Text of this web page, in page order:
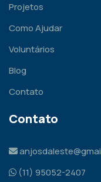
Projetos
Como Ajudar
Voluntários
Blog
Contato
Contato
(11) 95052-2407